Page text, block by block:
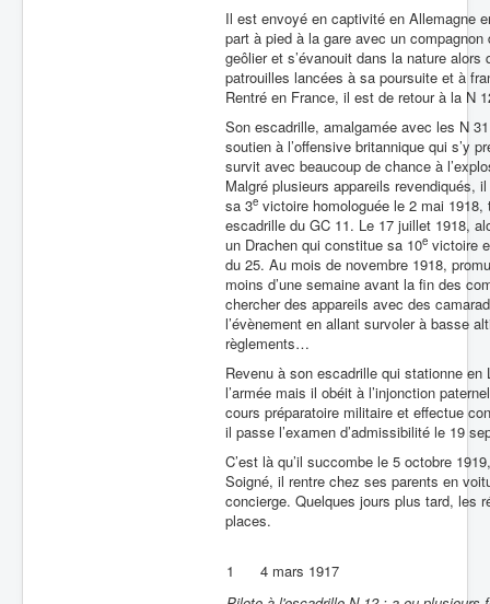
Il est envoyé en captivité en Allemagne
part à pied à la gare avec un
geôlier et s’évanouit dans la nature
patrouilles lancées à sa poursuite et à
Rentré en France, il est de retour à la N
Son escadrille, amalgamée avec les N
soutien à l’offensive britannique qui s’y
survit avec beaucoup de chance à
Malgré plusieurs appareils revendiqués,
sa 3e victoire homologuée le 2 mai
escadrille du GC 11. Le 17 juillet 1918,
un Drachen qui constitue sa 10e victoire
du 25. Au mois de novembre 1918,
moins d’une semaine avant la fin des
chercher des appareils avec des
l’évènement en allant survoler à basse
règlements…
Revenu à son escadrille qui stationne
l’armée mais il obéit à l’injonction
cours préparatoire militaire et effectue
il passe l’examen d’admissibilité le 19
C’est là qu’il succombe le 5 octobre
Soigné, il rentre chez ses parents en
concierge. Quelques jours plus tard, les
places.
1
4 mars 1917